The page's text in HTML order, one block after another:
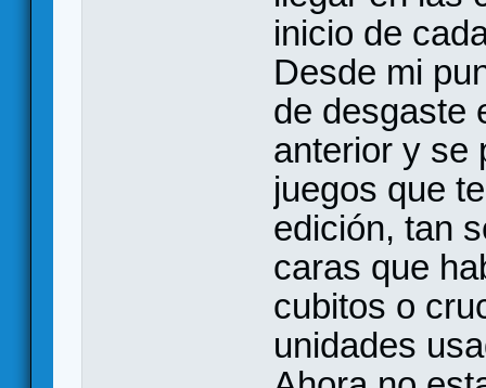
inicio de
Desde mi
de desgaste
anterior y se
juegos que
edición, tan
caras que
cubitos o
unidades